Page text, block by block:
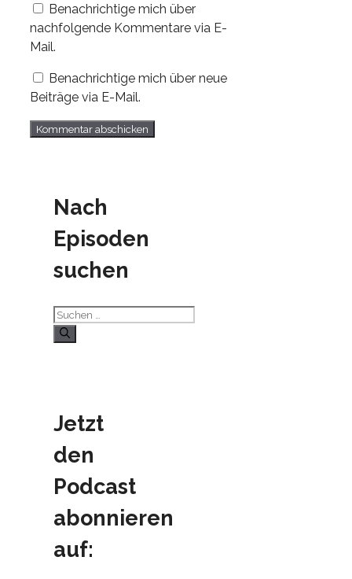
Benachrichtige mich über
nachfolgende Kommentare via E-
Mail.
Benachrichtige mich über neue
Beiträge via E-Mail.
Nach
Episoden
suchen
Suchen
nach:
Jetzt
den
Podcast
abonnieren
auf: